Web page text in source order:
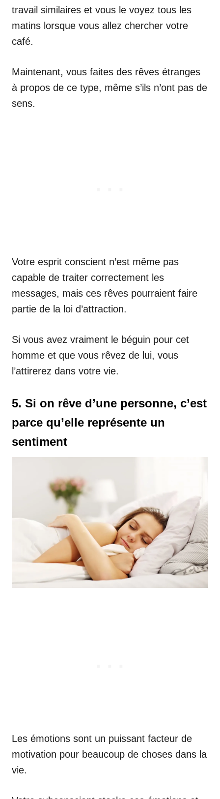
travail similaires et vous le voyez tous les
matins lorsque vous allez chercher votre
café.
Maintenant, vous faites des rêves étranges
à propos de ce type, même s’ils n’ont pas de
sens.
Votre esprit conscient n’est même pas
capable de traiter correctement les
messages, mais ces rêves pourraient faire
partie de la loi d’attraction.
Si vous avez vraiment le béguin pour cet
homme et que vous rêvez de lui, vous
l’attirerez dans votre vie.
5. Si on rêve d’une personne, c’est
parce qu’elle représente un
sentiment
Les émotions sont un puissant facteur de
motivation pour beaucoup de choses dans la
vie.